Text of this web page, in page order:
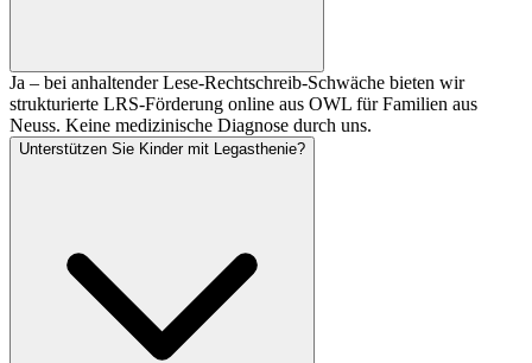
Ja – bei anhaltender Lese-Rechtschreib-Schwäche bieten wir
strukturierte LRS-Förderung online aus OWL für Familien aus
Neuss. Keine medizinische Diagnose durch uns.
Unterstützen Sie Kinder mit Legasthenie?